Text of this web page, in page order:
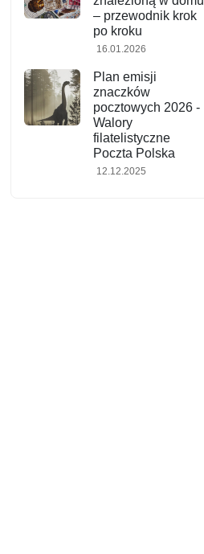
– przewodnik krok
po kroku
16.01.2026
Plan emisji
znaczków
pocztowych 2026 -
Walory
filatelistyczne
Poczta Polska
12.12.2025